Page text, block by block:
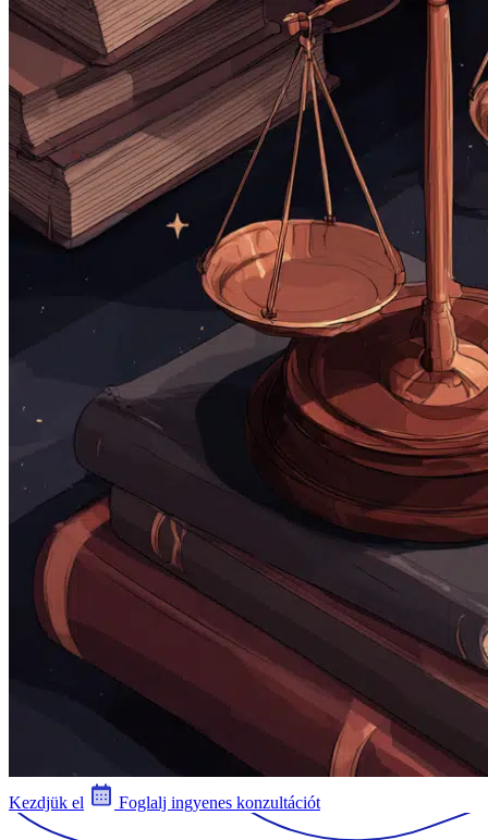
Kezdjük el Foglalj ingyenes konzultációt